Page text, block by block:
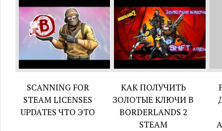
SCANNING FOR
STEAM LICENSES
UPDATES ЧТО ЭТО
КАК ПОЛУЧИТЬ
ЗОЛОТЫЕ КЛЮЧИ В
BORDERLANDS 2
STEAM